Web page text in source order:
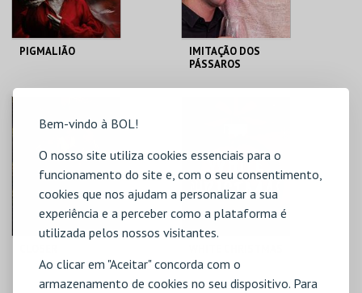
Bem-vindo à BOL!
O nosso site utiliza cookies essenciais para o
funcionamento do site e, com o seu consentimento,
cookies que nos ajudam a personalizar a sua
experiência e a perceber como a plataforma é
utilizada pelos nossos visitantes.
Ao clicar em "Aceitar" concorda com o
armazenamento de cookies no seu dispositivo. Para
PIGMALIÃO
VARIEDADES
MAIS INFO
COMPRAR
IMITAÇÃO DOS
PÁSSAROS
MAIS INFO
COMPRAR